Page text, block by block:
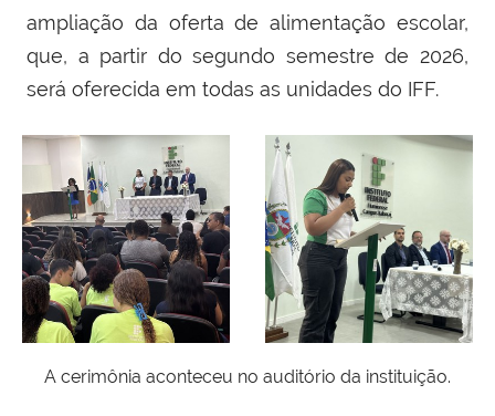
ampliação da oferta de alimentação escolar,
que, a partir do segundo semestre de 2026,
será oferecida em todas as unidades do IFF.
A cerimônia aconteceu no auditório da instituição.